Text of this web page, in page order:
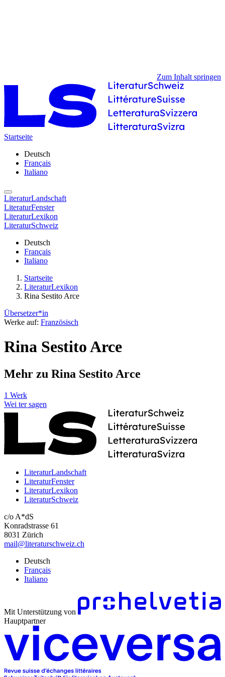
Zum Inhalt springen
Startseite
Deutsch
Français
Italiano
LiteraturLandschaft
LiteraturFenster
LiteraturLexikon
LiteraturSchweiz
Deutsch
Français
Italiano
Startseite
LiteraturLexikon
Rina Sestito Arce
Übersetzer*in
Werke auf: Französisch
Rina Sestito Arce
Mehr zu Rina Sestito Arce
1 Werk
Wei ter sagen
LiteraturLandschaft
LiteraturFenster
LiteraturLexikon
LiteraturSchweiz
c/o A*dS
Konradstrasse 61
8031 Zürich
mail@literaturschweiz.ch
Deutsch
Français
Italiano
Mit Unterstützung von
Hauptpartner